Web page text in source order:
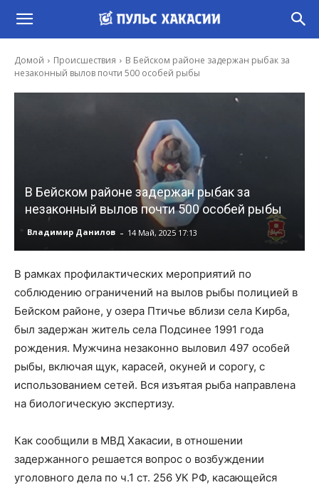
Домой Происшествия
В Бейском районе задержан рыбак за
незаконный вылов почти 500 особей рыбы
В Бейском районе задержан рыбак за
незаконный вылов почти 500 особей рыбы
Владимир Данилов - 14 Май, 2025 17:13
В рамках профилактических мероприятий по
соблюдению ограничений на вылов рыбы полицией в
Бейском районе, у озера Птичье вблизи села Кирба,
был задержан житель села Подсинее 1991 года
рождения. Мужчина незаконно выловил 497 особей
рыбы, включая щук, карасей, окуней и сорогу, с
использованием сетей. Вся изъятая рыба направлена
на биологическую экспертизу.
Как сообщили в МВД Хакасии, в отношении
задержанного решается вопрос о возбуждении
уголовного дела по ч.1 ст. 256 УК РФ, касающейся